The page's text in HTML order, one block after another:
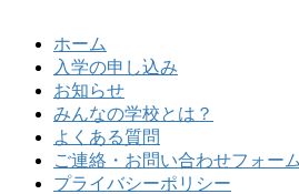
ホーム
入学の申し込み
お知らせ
みんなの学校とは？
よくある質問
ご連絡・お問い合わせフォーム
プライバシーポリシー